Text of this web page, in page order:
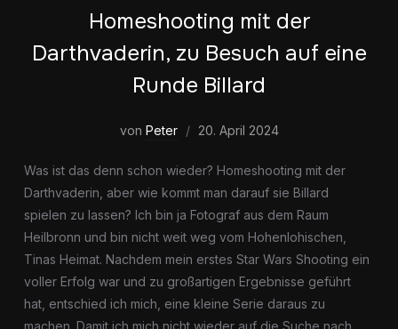
Homeshooting mit der
Darthvaderin, zu Besuch auf eine
Runde Billard
von Peter 20. April 2024
Was ist das denn schon wieder? Homeshooting mit der
Darthvaderin, aber wie kommt man darauf sie Billard
spielen zu lassen? Ich bin ja Fotograf aus dem Raum
Heilbronn und bin nicht weit weg vom Hohenlohischen,
Tinas Heimat. Nachdem mein erstes Star Wars Shooting ein
voller Erfolg war und zu großartigen Ergebnisse geführt
hat, entschied ich mich, eine kleine Serie daraus zu
machen. Damit ich mich nicht wieder auf die Suche nach